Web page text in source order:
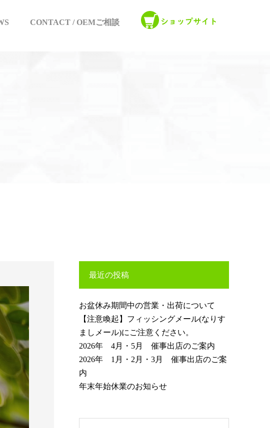
CONTACT / OEMご相談
最近の投稿
お盆休み期間中の営業・出荷について
【注意喚起】フィッシングメール(なりす
ましメール)にご注意ください。
2026年 4月・5月 催事出店のご案内
2026年 1月・2月・3月 催事出店のご案
内
年末年始休業のお知らせ